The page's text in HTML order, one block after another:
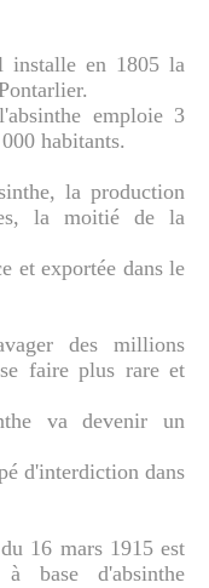
installe en 1805 la
emploie 3
habitants.
la production
la moitié de la
et exportée dans le
des millions
faire plus rare et
va devenir un
d'interdiction dans
16 mars 1915 est
base d'absinthe